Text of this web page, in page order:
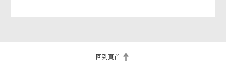
回到頁首